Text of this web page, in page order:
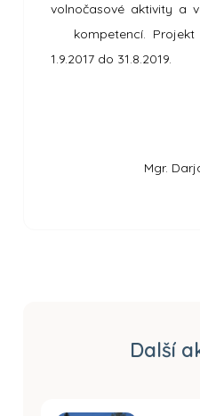
volnočasové aktivity a
kompetencí.
1.9.2017 do 31.8.2019.
Mgr.
Další